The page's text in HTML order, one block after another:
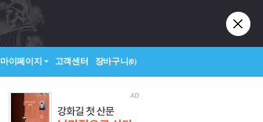
마이페이지 고객센터 장바구니(0)